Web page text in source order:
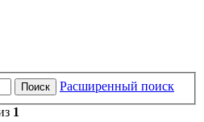
Поиск
Расширенный поиск
1